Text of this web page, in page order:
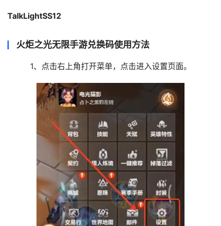
TalkLightSS12
火炬之光无限手游兑换码使用方法
1、点击右上角打开菜单，点击进入设置页面。